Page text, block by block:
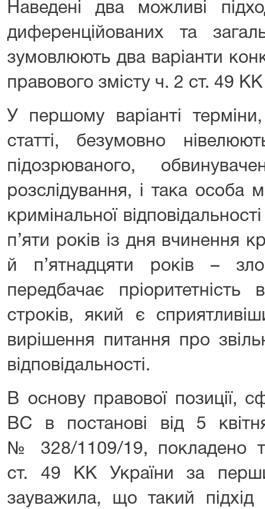
Наведені два можливі
диференційованих та
зумовлюють два варіанти
правового змісту ч. 2 ст. 49
У першому варіанті
статті, безумовно
підозрюваного,
розслідування, і така особа
кримінальної
п’яти років із дня вчинення
й п’ятнадцяти років –
передбачає пріоритетність
строків, який є
вирішення питання про
відповідальності.
В основу правової позиції,
ВС в постанові від 5
№ 328/1109/19, покладено
ст. 49 КК України за
зауважила, що такий підхід